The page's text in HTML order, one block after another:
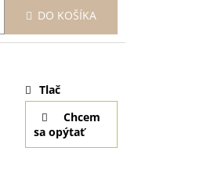
DO KOŠÍKA
Tlač
Chcem
sa opýtať